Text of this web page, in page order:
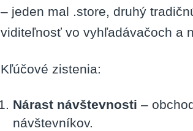
– jeden mal .store, druhý
viditeľnosť vo vyhľadávačoch a
Kľúčové zistenia:
Nárast návštevnosti –
návštevníkov.